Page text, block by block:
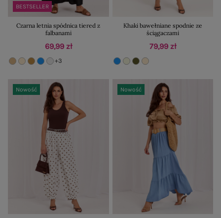
BESTSELLER
Czarna letnia spódnica tiered z
falbanami
69,99 zł
+3
Khaki bawełniane spodnie ze
ściągaczami
79,99 zł
Nowość Nowość